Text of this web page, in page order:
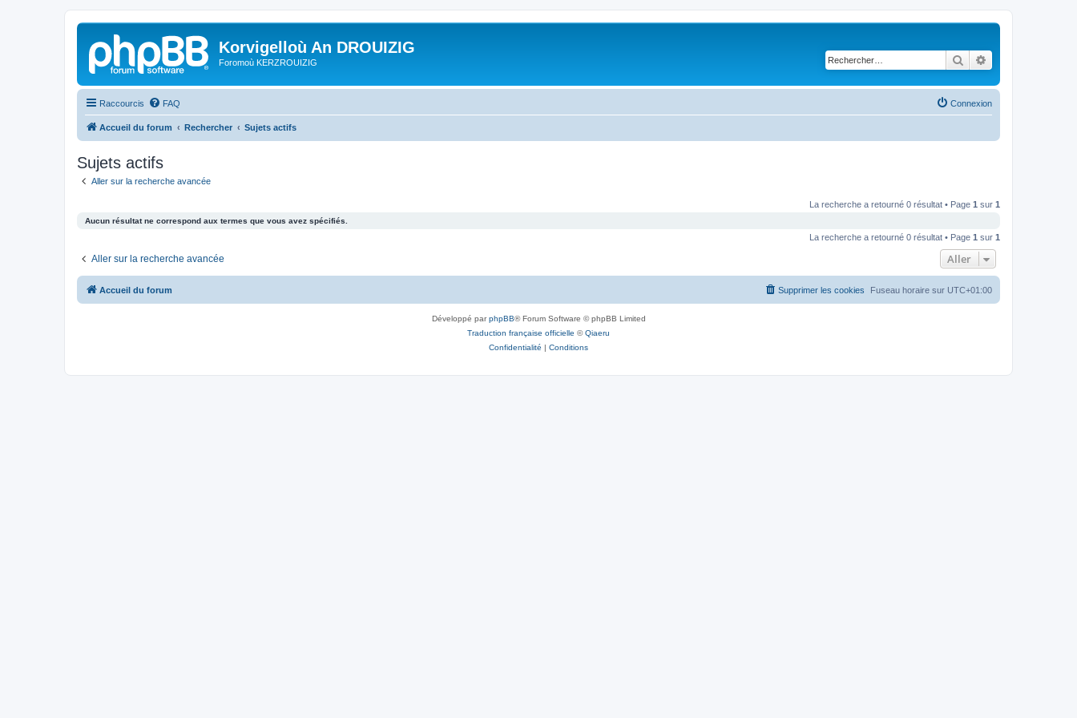
Korvigelloù An DROUIZIG
Foromoù KERZROUIZIG Rechercher
Raccourcis FAQ Connexion
Accueil du forum Rechercher Sujets actifs
Sujets actifs
Aller sur la recherche avancée
La recherche a retourné 0 résultat • Page 1 sur 1
Aucun résultat ne correspond aux termes que vous avez spécifiés.
La recherche a retourné 0 résultat • Page 1 sur 1
Aller sur la recherche avancée Aller
Accueil du forum Fuseau horaire sur UTC+01:00
Supprimer les cookies
Développé parphpBB® Forum Software © phpBB Limited
Traduction française officielle ©Qiaeru
Confidentialité | Conditions